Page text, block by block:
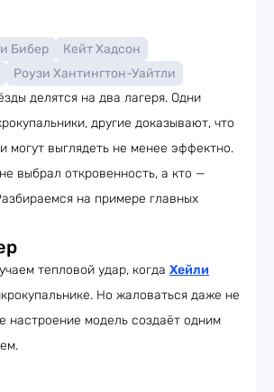
Бибер
Кейт Хадсон
Роузи Хантингтон-Уайтли
делятся на два лагеря. Одни
другие доказывают, что
могут выглядеть не менее эффектно.
выбрал откровенность, а кто —
на примере главных
тепловой удар, когда Хейли
Но жаловаться даже не
настроение модель создаёт одним